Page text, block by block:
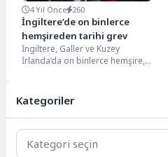
4 Yıl Önce 260
İngiltere’de on binlerce
hemşireden tarihi grev
İngiltere, Galler ve Kuzey
İrlanda’da on binlerce hemşire,
Kategoriler
Kategoriler